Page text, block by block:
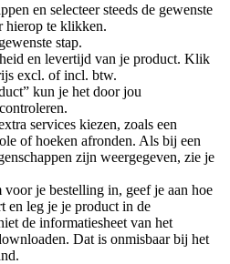
en selecteer steeds de gewenste
hierop te klikken.
stap.
en levertijd van je product. Klik
excl. of incl. btw.
kun je het door jou
services kiezen, zoals een
of hoeken afronden. Als bij een
zijn weergegeven, zie je
voor je bestelling in, geef je aan hoe
en leg je je product in de
de informatiesheet van het
Dat is onmisbaar bij het